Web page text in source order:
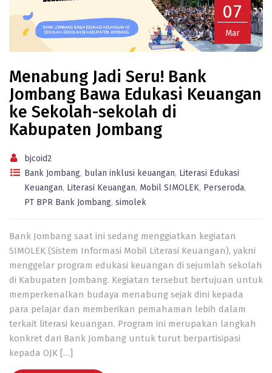
07
Mar
Menabung Jadi Seru! Bank
Jombang Bawa Edukasi Keuangan
ke Sekolah-sekolah di
Kabupaten Jombang
bjcoid2
Bank Jombang, bulan inklusi keuangan, Literasi Edukasi
Keuangan, Literasi Keuangan, Mobil SIMOLEK, Perseroda,
PT BPR Bank Jombang, simolek
Bank Jombang saat ini sedang menggiatkan kegiatan
SIMOLEK (Sistem Informasi Mobil Literasi Keuangan), yakni
menggelar program edukasi keuangan di sejumlah sekolah
di Kabupaten Jombang. Kegiatan tersebut bertujuan untuk
memperkenalkan budaya menabung sejak dini kepada
para pelajar dan memberikan pemahaman lebih dalam
terkait literasi keuangan. Program ini merupakan langkah
konkret dari Bank Jombang untuk turut berpartisipasi
kepada OJK […]